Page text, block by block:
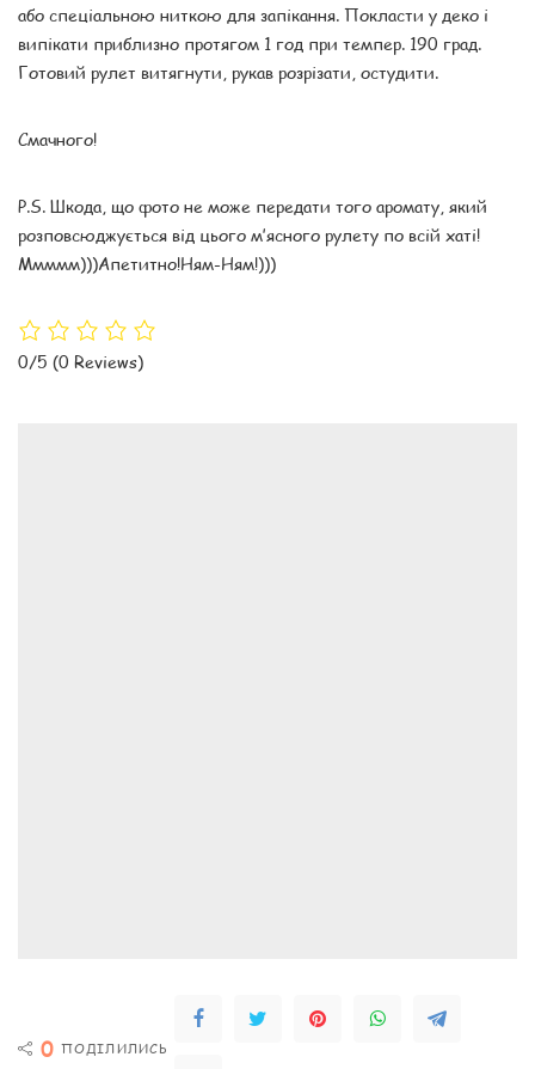
або спеціальною ниткою для запікання. Покласти у деко і
випікати приблизно протягом 1 год при темпер. 190 град.
Готовий рулет витягнути, рукав розрізати, остудити.
Смачного!
P.S. Шкода, що фото не може передати того аромату, який
розповсюджується від цього м’ясного рулету по всій хаті!
Ммммм)))Апетитно!Ням-Ням!)))
0/5 (0 Reviews)
0 ПОДІЛИЛИСЬ